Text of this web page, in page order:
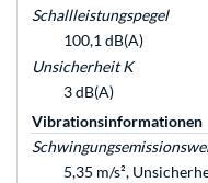
Schallleistungspegel
100,1 dB(A)
Unsicherheit K
3 dB(A)
Vibrationsinformationen
5,35 m/s²,